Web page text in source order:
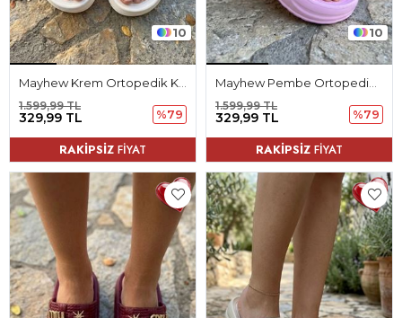
10
329,99 TL
1.599,99 TL
%79
RAKİPSİZ FİYAT
10
329,99 TL
1.599,99 TL
%79
RAKİPSİZ FİYAT